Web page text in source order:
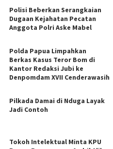
Polisi Beberkan Serangkaian
Dugaan Kejahatan Pecatan
Anggota Polri Aske Mabel
Polda Papua Limpahkan
Berkas Kasus Teror Bom di
Kantor Redaksi Jubi ke
Denpomdam XVII Cenderawasih
Pilkada Damai di Nduga Layak
Jadi Contoh
Tokoh Intelektual Minta KPU